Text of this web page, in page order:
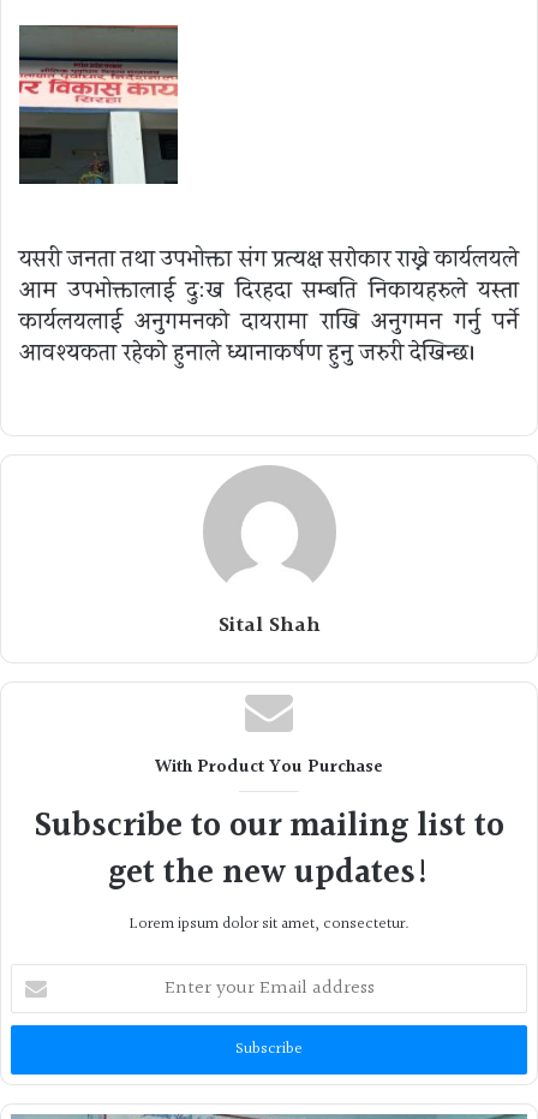
यसरी जनता तथा उपभोक्ता संग प्रत्यक्ष सराेकार राख्ने कार्यलयले
आम उपभोक्तालाई दु:ख दिरहदा सम्बन्धित निकायहरुले यस्ता
कार्यलयलाई अनुगमनकाे दायरामा राखि अनुगमन गर्नु पर्ने
आवश्यकता रहेकाे हुनाले ध्यानाकर्षण हुनु जरुरी देखिन्छ।
Sital Shah
With Product You Purchase
Subscribe to our mailing list to
get the new updates!
Lorem ipsum dolor sit amet, consectetur.
Enter
your
Email